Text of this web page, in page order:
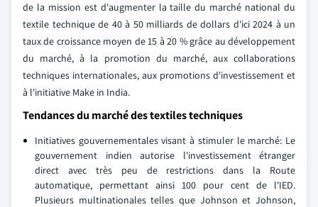
de la mission est d'augmenter la taille du marché national du
textile technique de 40 à 50 milliards de dollars d'ici 2024 à un
taux de croissance moyen de 15 à 20 % grâce au développement
du marché, à la promotion du marché, aux collaborations
techniques internationales, aux promotions d'investissement et
à l'initiative Make in India.
Tendances du marché des textiles techniques
Initiatives gouvernementales visant à stimuler le marché: Le
gouvernement indien autorise l'investissement étranger
direct avec très peu de restrictions dans la Route
automatique, permettant ainsi 100 pour cent de l'IED.
Plusieurs multinationales telles que Johnson et Johnson,